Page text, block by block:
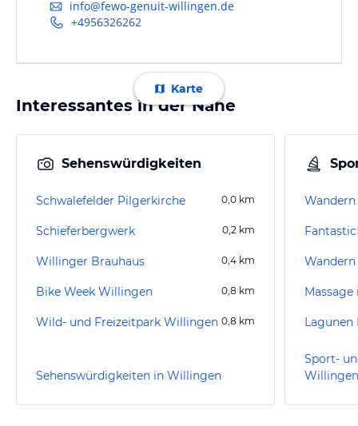
info@fewo-genuit-willingen.de
+4956326262
Karte
Interessantes in der Nähe
Sehenswürdigkeiten
Schwalefelder Pilgerkirche 0,0 km
Schieferbergwerk 0,2 km
Willinger Brauhaus 0,4 km
Bike Week Willingen 0,8 km
Wild- und Freizeitpark Willingen 0,8 km
Sehenswürdigkeiten in Willingen
Lagunen
Sport-
Willingen